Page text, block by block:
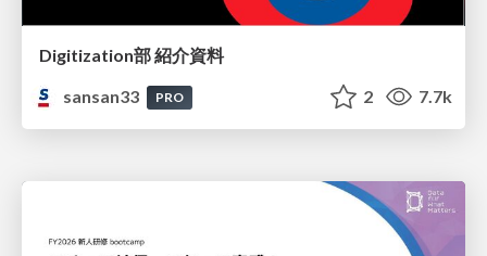
Digitization部 紹介資料
sansan33
PRO 2 7.7k